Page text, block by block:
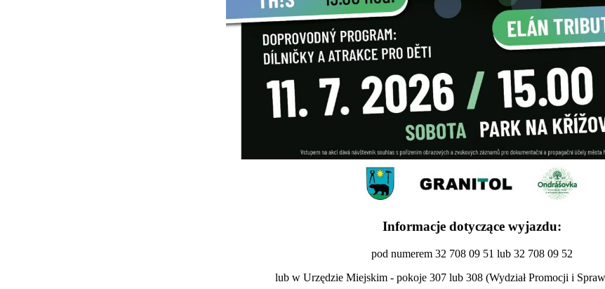
Informacje dotyczące wyjazdu:
pod numerem 32 708 09 51 lub 32 708 09 52
lub w Urzędzie Miejskim - pokoje 307 lub 308 (Wydział Promocji i Spraw